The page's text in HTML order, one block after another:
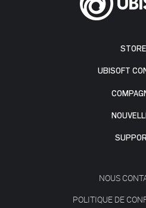
STORE
UBISOFT
NOUS
POLITIQUE DE